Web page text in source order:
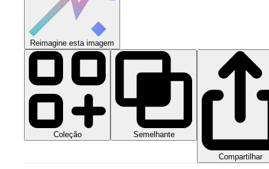
Reimagine esta imagem
Coleção Semelhante
Compartilhar